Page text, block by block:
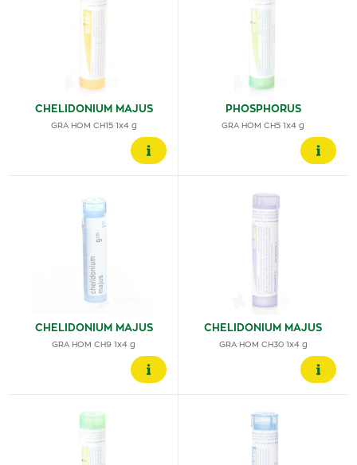
CHELIDONIUM MAJUS
GRA HOM CH15 1x4 g
PHOSPHORUS
GRA HOM CH5 1x4 g
CHELIDONIUM MAJUS
GRA HOM CH9 1x4 g
CHELIDONIUM MAJUS
GRA HOM CH30 1x4 g